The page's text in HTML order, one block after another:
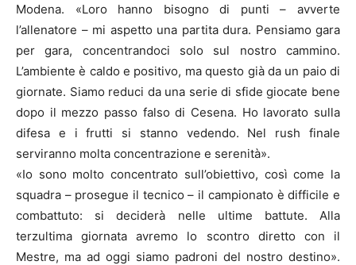
Modena. «Loro hanno bisogno di punti – avverte
l’allenatore – mi aspetto una partita dura. Pensiamo gara
per gara, concentrandoci solo sul nostro cammino.
L’ambiente è caldo e positivo, ma questo già da un paio di
giornate. Siamo reduci da una serie di sfide giocate bene
dopo il mezzo passo falso di Cesena. Ho lavorato sulla
difesa e i frutti si stanno vedendo. Nel rush finale
serviranno molta concentrazione e serenità».
«Io sono molto concentrato sull’obiettivo, così come la
squadra – prosegue il tecnico – il campionato è difficile e
combattuto: si deciderà nelle ultime battute. Alla
terzultima giornata avremo lo scontro diretto con il
Mestre, ma ad oggi siamo padroni del nostro destino».